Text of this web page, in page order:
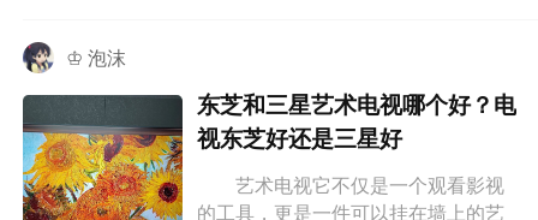
♔ 泡沫
东芝和三星艺术电视哪个好？电
视东芝好还是三星好
艺术电视它不仅是一个观看影视
的工具，更是一件可以挂在墙上的艺